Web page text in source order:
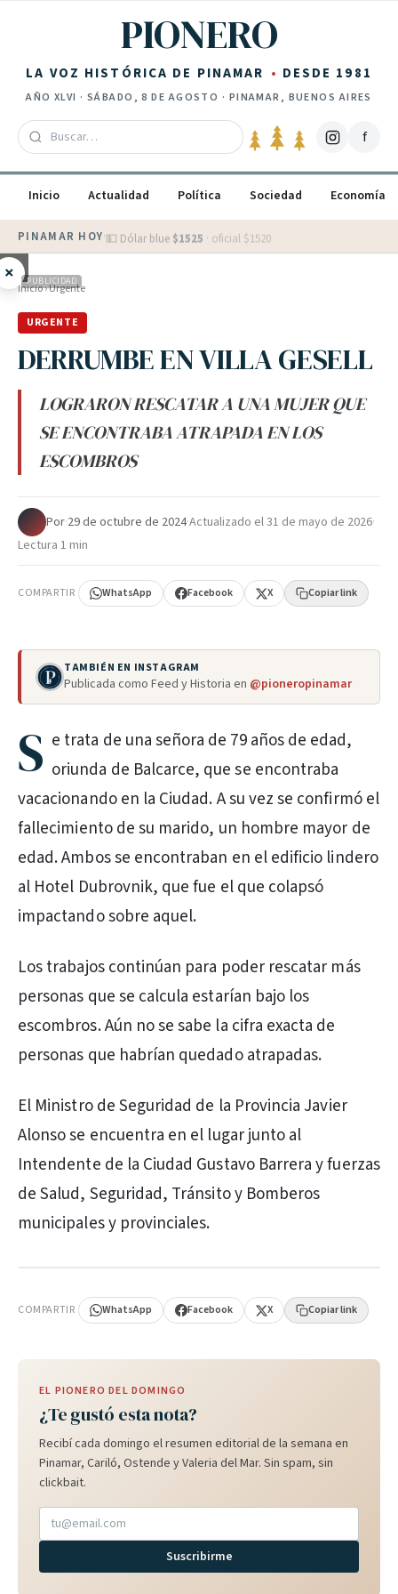
PIONERO
LA VOZ HISTÓRICA DE PINAMAR DESDE 1981
AÑO XLVI · SÁBADO, 8 DE AGOSTO · PINAMAR, BUENOS AIRES
f
Inicio Actualidad Política Sociedad Economía
PINAMAR HOY·💵 Dólar blue $1525 · oficial $1520
× PUBLICIDAD
Inicio›Urgente
URGENTE
DERRUMBE EN VILLA GESELL
LOGRARON RESCATAR A UNA MUJER QUE
SE ENCONTRABA ATRAPADA EN LOS
ESCOMBROS
Por·29 de octubre de 2024·Actualizado el31 de mayo de 2026·
Lectura 1 min
COMPARTIR WhatsApp Facebook X Copiar link
TAMBIÉN EN INSTAGRAM
Publicada como Feed y Historia en @pioneropinamar
S e trata de una señora de 79 años de edad,
oriunda de Balcarce, que se encontraba
vacacionando en la Ciudad. A su vez se confirmó el
fallecimiento de su marido, un hombre mayor de
edad. Ambos se encontraban en el edificio lindero
al Hotel Dubrovnik, que fue el que colapsó
impactando sobre aquel.
Los trabajos continúan para poder rescatar más
personas que se calcula estarían bajo los
escombros. Aún no se sabe la cifra exacta de
personas que habrían quedado atrapadas.
El Ministro de Seguridad de la Provincia Javier
Alonso se encuentra en el lugar junto al
Intendente de la Ciudad Gustavo Barrera y fuerzas
de Salud, Seguridad, Tránsito y Bomberos
municipales y provinciales.
COMPARTIR WhatsApp Facebook X Copiar link
EL PIONERO DEL DOMINGO
¿Te gustó esta nota?
Recibí cada domingo el resumen editorial de la semana en
Pinamar, Cariló, Ostende y Valeria del Mar. Sin spam, sin
clickbait.
Suscribirme